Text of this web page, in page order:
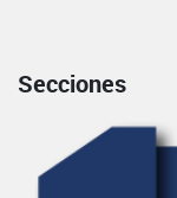
Secciones